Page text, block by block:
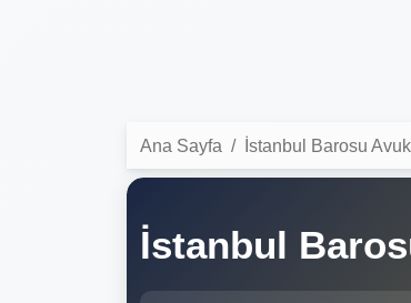
Ana Sayfa İstanbul Barosu
İstanbul